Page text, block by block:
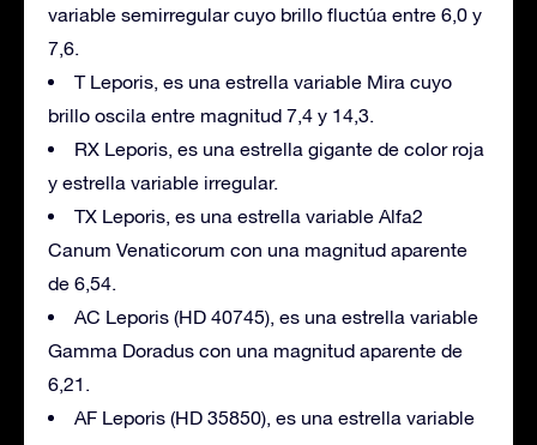
variable semirregular cuyo brillo fluctúa entre 6,0 y
7,6.
T Leporis, es una estrella variable Mira cuyo
brillo oscila entre magnitud 7,4 y 14,3.
RX Leporis, es una estrella gigante de color roja
y estrella variable irregular.
TX Leporis, es una estrella variable Alfa2
Canum Venaticorum con una magnitud aparente
de 6,54.
AC Leporis (HD 40745), es una estrella variable
Gamma Doradus con una magnitud aparente de
6,21.
AF Leporis (HD 35850), es una estrella variable